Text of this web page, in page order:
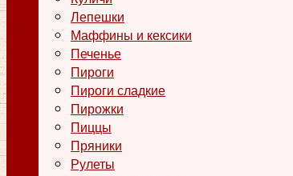
Лепешки
Маффины и кексики
Печенье
Пироги
Пироги сладкие
Пирожки
Пиццы
Пряники
Рулеты